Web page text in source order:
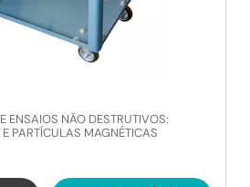
ENSAIOS NÃO DESTRUTIVOS:
PARTÍCULAS MAGNÉTICAS